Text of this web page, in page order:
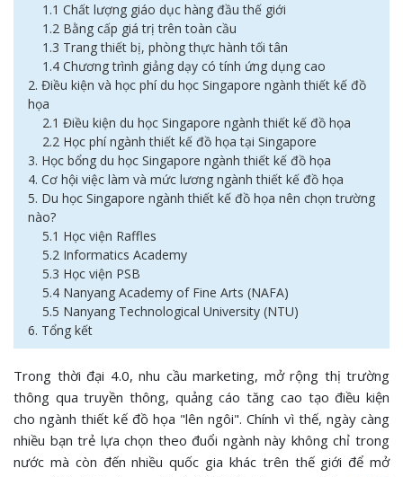
1.1 Chất lượng giáo dục hàng đầu thế giới
1.2 Bằng cấp giá trị trên toàn cầu
1.3 Trang thiết bị, phòng thực hành tối tân
1.4 Chương trình giảng dạy có tính ứng dụng cao
2. Điều kiện và học phí du học Singapore ngành thiết kế đồ
họa
2.1 Điều kiện du học Singapore ngành thiết kế đồ họa
2.2 Học phí ngành thiết kế đồ họa tại Singapore
3. Học bổng du học Singapore ngành thiết kế đồ họa
4. Cơ hội việc làm và mức lương ngành thiết kế đồ họa
5. Du học Singapore ngành thiết kế đồ họa nên chọn trường
nào?
5.1 Học viện Raffles
5.2 Informatics Academy
5.3 Học viện PSB
5.4 Nanyang Academy of Fine Arts (NAFA)
5.5 Nanyang Technological University (NTU)
6. Tổng kết
Trong thời đại 4.0, nhu cầu marketing, mở rộng thị trường
thông qua truyền thông, quảng cáo tăng cao tạo điều kiện
cho ngành thiết kế đồ họa "lên ngôi". Chính vì thế, ngày càng
nhiều bạn trẻ lựa chọn theo đuổi ngành này không chỉ trong
nước mà còn đến nhiều quốc gia khác trên thế giới để mở